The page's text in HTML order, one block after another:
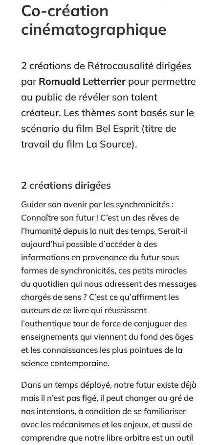
Co-création
cinématographique
2 créations de Rétrocausalité dirigées
par Romuald Letterrierpour permettre
au public de révéler son talent
créateur. Les thèmes sont basés sur le
scénario du film Bel Esprit (titre de
travail du film La Source).
2 créations dirigées
Guider son avenir par les synchronicités :
Connaître son futur ! C’est un des rêves de
l’humanité depuis la nuit des temps. Serait-il
aujourd’hui possible d’accéder à des
informations en provenance du futur sous
formes de synchronicités, ces petits miracles
du quotidien qui nous adressent des messages
chargés de sens ? C’est ce qu’affirment les
auteurs de ce livre qui réussissent
l’authentique tour de force de conjuguer des
enseignements qui viennent du fond des âges
et les connaissances les plus pointues de la
science contemporaine.
Dans un temps déployé, notre futur existe déjà
mais il n’est pas figé, il peut changer au gré de
nos intentions, à condition de se familiariser
avec les mécanismes et les enjeux, et aussi de
comprendre que notre libre arbitre est un outil